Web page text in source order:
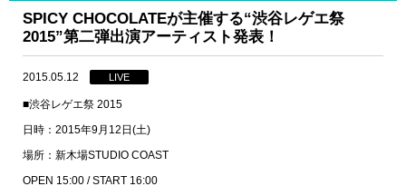
SPICY CHOCOLATEが主催する“渋谷レゲエ祭
2015”第二弾出演アーティスト発表！
2015.05.12 LIVE
■渋谷レゲエ祭 2015
日時：2015年9月12日(土)
場所：新木場STUDIO COAST
OPEN 15:00 / START 16:00